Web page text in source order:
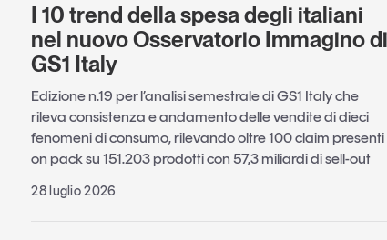
I 10 trend della spesa degli italiani
nel nuovo Osservatorio Immagino di
GS1 Italy
Edizione n.19 per l’analisi semestrale di GS1 Italy che
rileva consistenza e andamento delle vendite di dieci
fenomeni di consumo, rilevando oltre 100 claim presenti
on pack su 151.203 prodotti con 57,3 miliardi di sell-out
28 luglio 2026